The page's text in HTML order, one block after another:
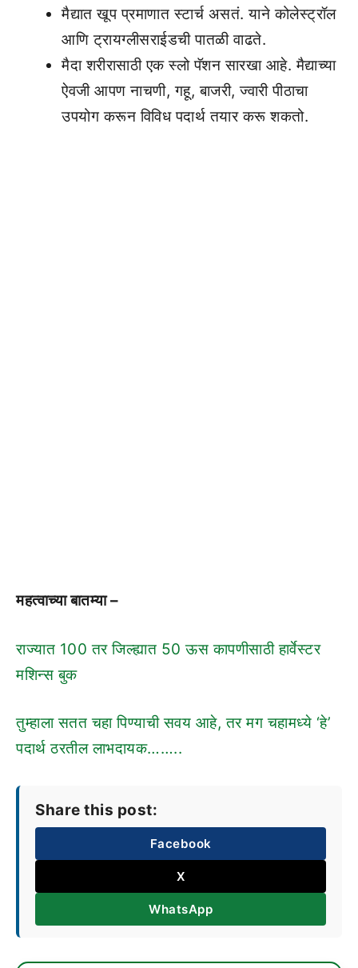
मैद्यात खूप प्रमाणात स्टार्च असतं. याने कोलेस्ट्रॉल
आणि ट्रायग्लीसराईडची पातळी वाढते.
मैदा शरीरासाठी एक स्लो पॅशन सारखा आहे. मैद्याच्या
ऐवजी आपण नाचणी, गहू, बाजरी, ज्वारी पीठाचा
उपयोग करून विविध पदार्थ तयार करू शकतो.
महत्वाच्या बातम्या –
राज्यात 100 तर जिल्ह्यात 50 ऊस कापणीसाठी हार्वेस्टर
मशिन्स बुक
तुम्हाला सतत चहा पिण्याची सवय आहे, तर मग चहामध्ये ‘हे’
पदार्थ ठरतील लाभदायक……..
Share this post:
Facebook
X
WhatsApp